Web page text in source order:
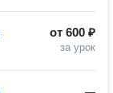
от 600 ₽
за урок